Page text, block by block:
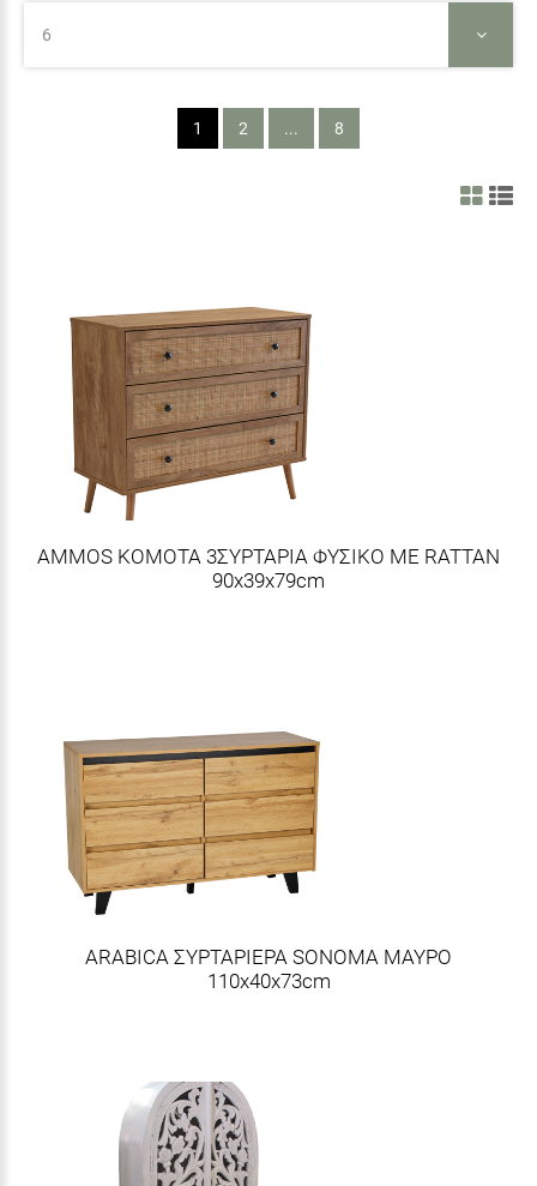
6
1 2 ... 8
AMMOS ΚΟΜΟΤΑ 3ΣΥΡΤΑΡΙΑ ΦΥΣΙΚΟ ΜΕ RATTAN
90x39x79cm
ARABICA ΣΥΡΤΑΡΙΕΡΑ SONOMA ΜΑΥΡΟ
110x40x73cm